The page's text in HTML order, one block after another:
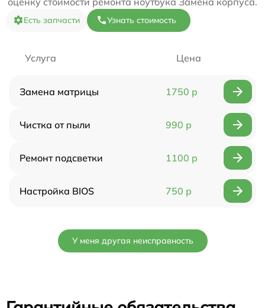
Есть запчасти Узнать стоимость
Услуга Цена
Замена матрицы 1750 р
Чистка от пыли 990 р
Ремонт подсветки 1100 р
Настройка BIOS 750 р
У меня другая неисправность